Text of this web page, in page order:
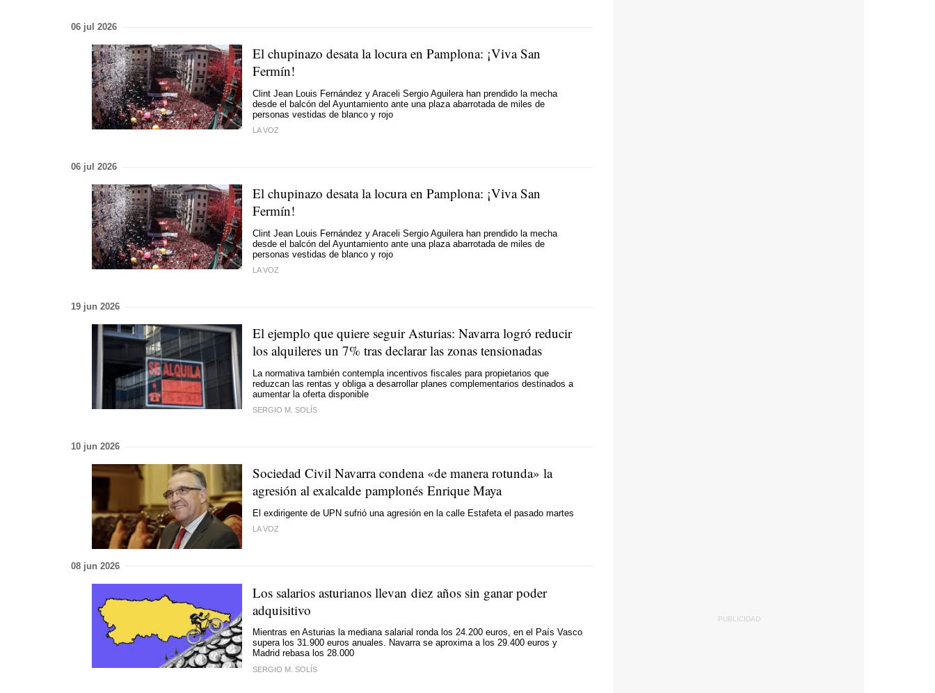
06 jul 2026
El chupinazo desata la locura en Pamplona: ¡Viva San
Fermín!
Clint Jean Louis Fernández y Araceli Sergio Aguilera han prendido la mecha
desde el balcón del Ayuntamiento ante una plaza abarrotada de miles de
personas vestidas de blanco y rojo
LA VOZ
06 jul 2026
El chupinazo desata la locura en Pamplona: ¡Viva San
Fermín!
Clint Jean Louis Fernández y Araceli Sergio Aguilera han prendido la mecha
desde el balcón del Ayuntamiento ante una plaza abarrotada de miles de
personas vestidas de blanco y rojo
LA VOZ
19 jun 2026
El ejemplo que quiere seguir Asturias: Navarra logró reducir
los alquileres un 7% tras declarar las zonas tensionadas
La normativa también contempla incentivos fiscales para propietarios que
reduzcan las rentas y obliga a desarrollar planes complementarios destinados a
aumentar la oferta disponible
SERGIO M. SOLÍS
10 jun 2026
Sociedad Civil Navarra condena «de manera rotunda» la
agresión al exalcalde pamplonés Enrique Maya
El exdirigente de UPN sufrió una agresión en la calle Estafeta el pasado martes
LA VOZ
08 jun 2026
Los salarios asturianos llevan diez años sin ganar poder
adquisitivo
Mientras en Asturias la mediana salarial ronda los 24.200 euros, en el País Vasco
supera los 31.900 euros anuales. Navarra se aproxima a los 29.400 euros y
Madrid rebasa los 28.000
SERGIO M. SOLÍS